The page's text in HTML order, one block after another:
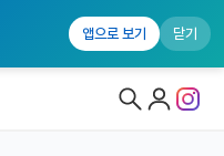
앱으로 보기 닫기
지역별